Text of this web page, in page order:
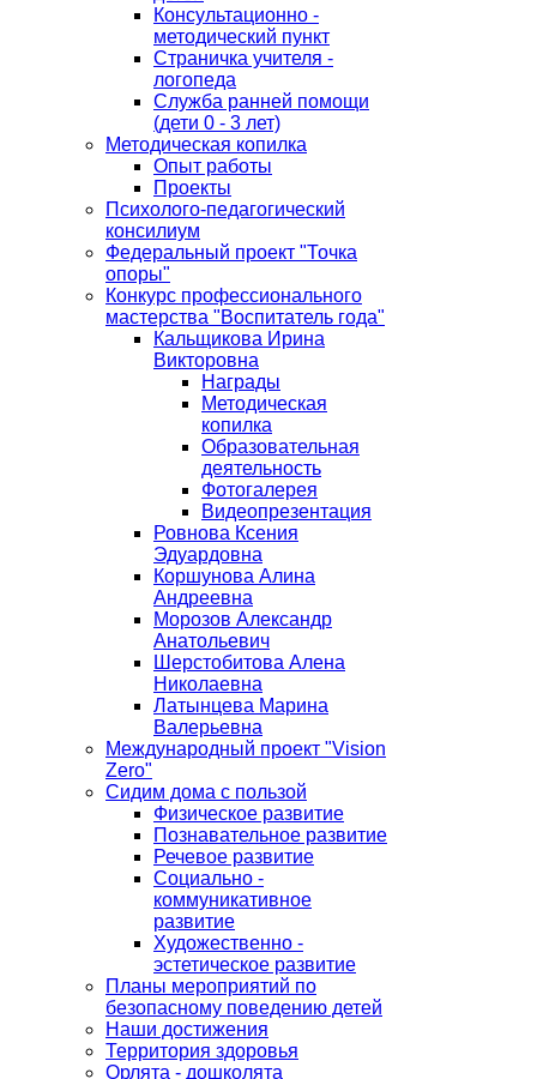
Консультационно -
методический пункт
Страничка учителя -
логопеда
Служба ранней помощи
(дети 0 - 3 лет)
Методическая копилка
Опыт работы
Проекты
Психолого-педагогический
консилиум
Федеральный проект "Точка
опоры"
Конкурс профессионального
мастерства "Воспитатель года"
Кальщикова Ирина
Викторовна
Награды
Методическая
копилка
Образовательная
деятельность
Фотогалерея
Видеопрезентация
Ровнова Ксения
Эдуардовна
Коршунова Алина
Андреевна
Морозов Александр
Анатольевич
Шерстобитова Алена
Николаевна
Латынцева Марина
Валерьевна
Международный проект "Vision
Zero"
Сидим дома с пользой
Физическое развитие
Познавательное развитие
Речевое развитие
Социально -
коммуникативное
развитие
Художественно -
эстетическое развитие
Планы мероприятий по
безопасному поведению детей
Наши достижения
Территория здоровья
Орлята - дошколята